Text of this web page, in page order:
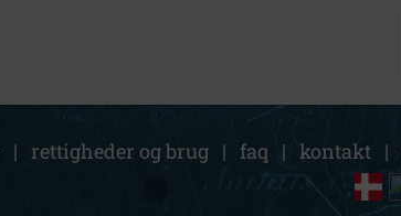
| rettigheder og brug | faq | kontakt |